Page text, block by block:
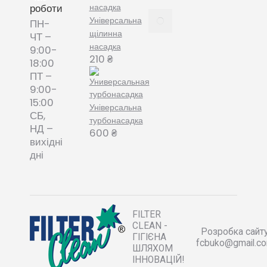
роботи
ПН-
ЧТ –
9:00-
18:00
ПТ –
9:00-
15:00
СБ,
НД –
вихідні
дні
Універсальна
щілинна
насадка
210 ₴
Універсальна
турбонасадка
600 ₴
FILTER
CLEAN -
ГІГІЄНА
ШЛЯХОМ
ІННОВАЦІЙ!
Розробка